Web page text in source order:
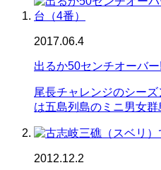
2017.06.4
出るか50センチオーバ
尾長チャレンジのシー
は五島列島のミニ男女
2012.12.2